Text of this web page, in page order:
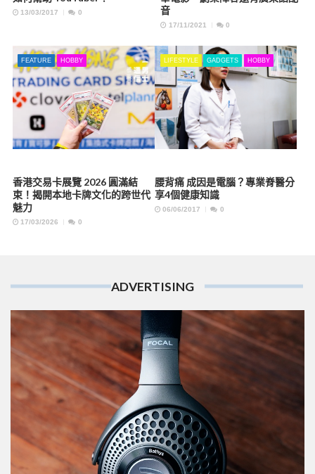
13/03/2017 0
音
17/11/2021 0
FEATURE HOBBY
香港交易卡展覽 2026 圓滿結
束！揭開本地卡牌文化的跨世代
魅力
17/03/2026 0
LIFESTYLE GADGETS HOBBY
腰背痛 成因是電腦？專業脊醫分
享4個健康知識
06/06/2017 0
ADVERTISING